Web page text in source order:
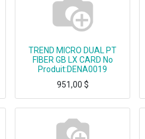
TREND MICRO DUAL PT
FIBER GB LX CARD No
Produit:DENA0019
951,00 $